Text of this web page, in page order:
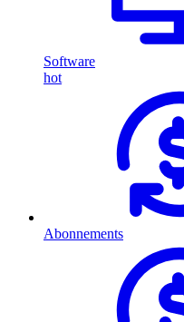
Software
hot
Abonnements